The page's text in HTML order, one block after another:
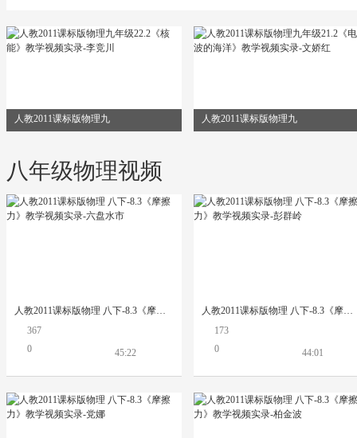
人教2011课标版物理九 人教2011课标版物理九
八年级物理视频
人教2011课标版物理 八下-8.3《摩擦力》教学视频实录-六盘水市
367
0
45:22
人教2011课标版物理 八下-8.3《摩擦力》教学视频实录-彭群岭
173
0
44:01